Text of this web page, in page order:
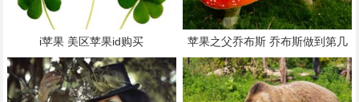
i苹果 美区苹果id购买
苹果之父乔布斯 乔布斯做到第几
代苹果